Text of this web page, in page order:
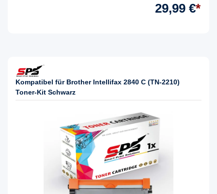
29,99 €*
Kompatibel für Brother Intellifax 2840 C (TN-2210)
Toner-Kit Schwarz